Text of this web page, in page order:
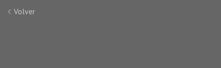
Volver